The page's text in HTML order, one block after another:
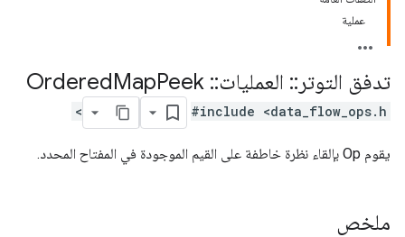
عملية
تدفق التوتر :: العمليات::
MapPeek
#include <data_flow_ops.h>
يقوم Op بإلقاء نظرة خاطفة على القيم الموجودة في المفتاح المحدد.
ملخص